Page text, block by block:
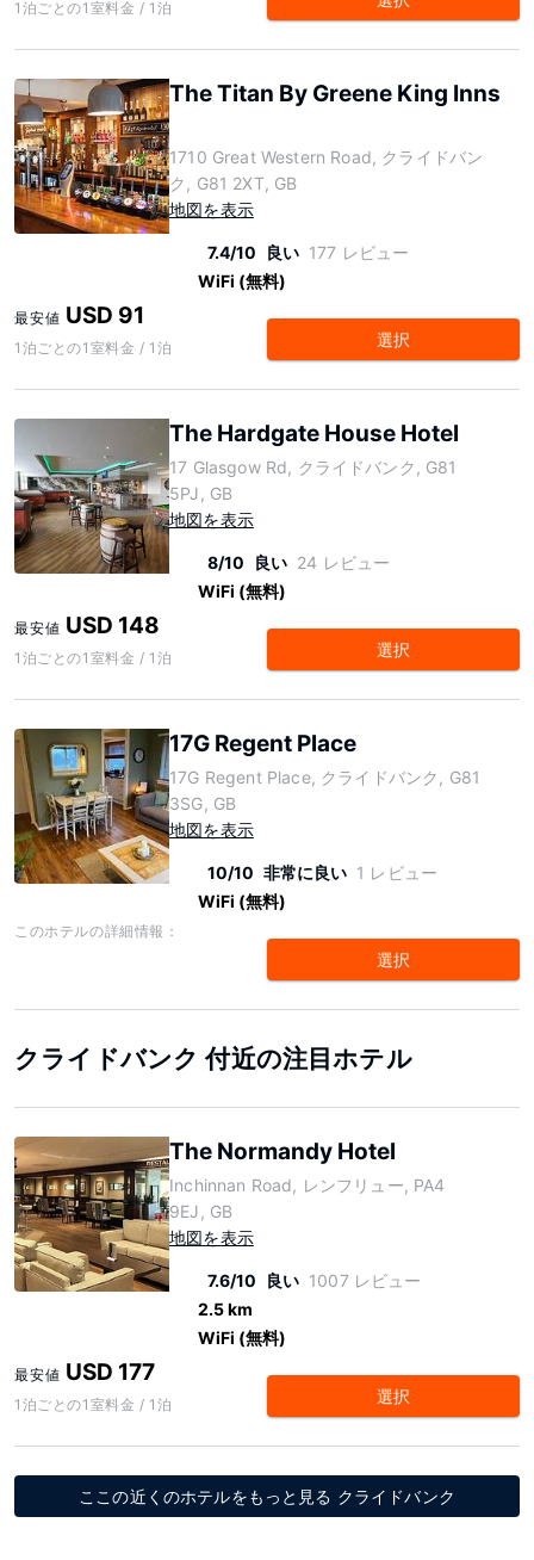
1泊ごとの1室料金 / 1泊
The Titan By Greene King Inns
1710 Great Western Road, クライドバン
ク, G81 2XT, GB
地図を表示
7.4/10 良い 177 レビュー
WiFi (無料)
最安値 USD 91
1泊ごとの1室料金 / 1泊 選択
The Hardgate House Hotel
17 Glasgow Rd, クライドバンク, G81
5PJ, GB
地図を表示
8/10 良い 24 レビュー
WiFi (無料)
最安値 USD 148
1泊ごとの1室料金 / 1泊 選択
17G Regent Place
17G Regent Place, クライドバンク, G81
3SG, GB
地図を表示
10/10 非常に良い 1 レビュー
WiFi (無料)
このホテルの詳細情報：
選択
クライドバンク 付近の注目ホテル
The Normandy Hotel
Inchinnan Road, レンフリュー, PA4
9EJ, GB
地図を表示
7.6/10 良い 1007 レビュー
2.5 km
WiFi (無料)
最安値 USD 177
1泊ごとの1室料金 / 1泊 選択
ここの近くのホテルをもっと見る クライドバンク